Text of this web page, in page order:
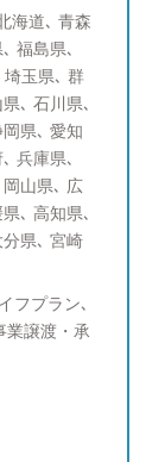
ァイナン
済的課題
験から資
相続対策
きます。
トな目線
ニオンと
ご相談く
式（中小
先進国債
リオコン
について
と、時
海道､ 青森
福島県､
玉県､ 群
､ 石川県､
県､ 愛知
兵庫県､
山県､ 広
､ 高知県､
県､ 宮崎
フプラン､
業譲渡・承